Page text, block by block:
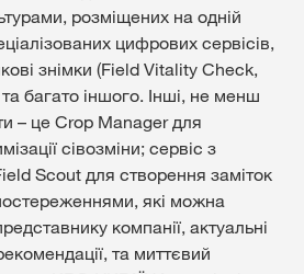
розміщених на одній
цифрових сервісів,
знімки (Field Vitality Check,
багато іншого. Інші, не менш
– це Crop Manager для
сівозміни; сервіс з
Scout для створення заміток
які можна
компанії, актуальні
та миттєвий